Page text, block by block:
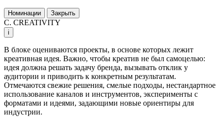
Номинации Закрыть
C. CREATIVITY
i
В блоке оцениваются проекты, в основе которых лежит
креативная идея. Важно, чтобы креатив не был самоцелью:
идея должна решать задачу бренда, вызывать отклик у
аудитории и приводить к конкретным результатам.
Отмечаются свежие решения, смелые подходы, нестандартное
использование каналов и инструментов, эксперименты с
форматами и идеями, задающими новые ориентиры для
индустрии.